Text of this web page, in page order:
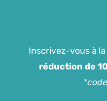
Inscrivez-vous à
réduction de